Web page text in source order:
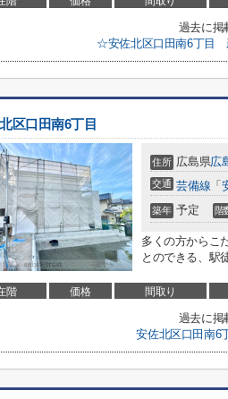
過去に掲
☆安佐北区口田南6丁目
区口田南6丁目
住所 広島県広
交通 芸備線 「
築年 予定 階
多くの方からこ
とのできる、駅
階 価格 間取り
過去に掲
安佐北区口田南6